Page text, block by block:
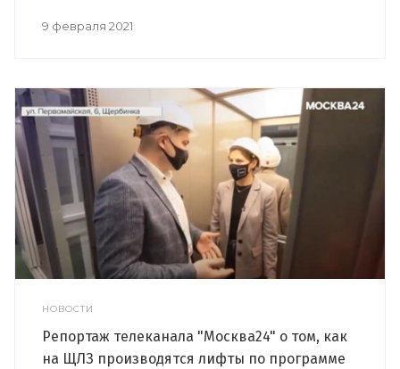
9 февраля 2021
НОВОСТИ
Репортаж телеканала "Москва24" о том, как
на ЩЛЗ производятся лифты по программе